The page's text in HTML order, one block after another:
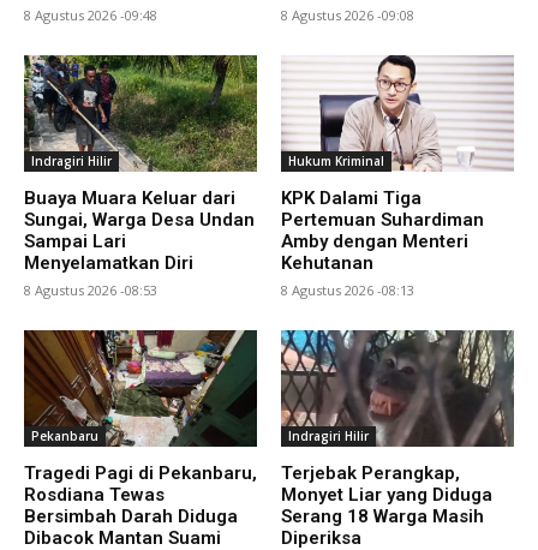
8 Agustus 2026 -09:48 8 Agustus 2026 -09:08
Indragiri Hilir
Buaya Muara Keluar dari
Sungai, Warga Desa Undan
Sampai Lari
Menyelamatkan Diri
8 Agustus 2026 -08:53
Hukum Kriminal
KPK Dalami Tiga
Pertemuan Suhardiman
Amby dengan Menteri
Kehutanan
8 Agustus 2026 -08:13
Pekanbaru
Tragedi Pagi di Pekanbaru,
Rosdiana Tewas
Bersimbah Darah Diduga
Dibacok Mantan Suami
Indragiri Hilir
Terjebak Perangkap,
Monyet Liar yang Diduga
Serang 18 Warga Masih
Diperiksa